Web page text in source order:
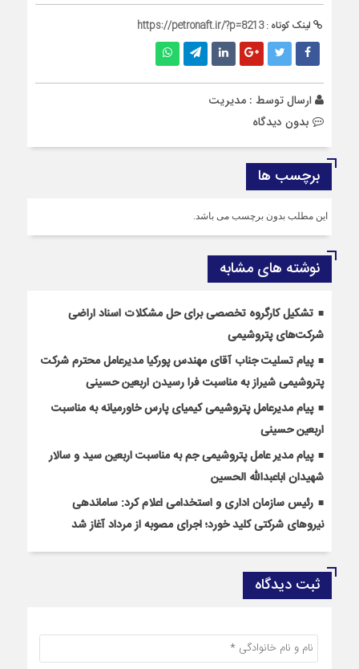
لینک کوتاه :https://petronaft.ir/?p=8213
ارسال توسط : مدیریت
بدون دیدگاه
برچسب ها
این مطلب بدون برچسب می باشد.
نوشته های مشابه
تشکیل کارگروه تخصصی برای حل مشکلات اسناد اراضی
شرکت‌های پتروشیمی
پیام تسلیت جناب آقای مهندس پوركیا مدیرعامل محترم شركت
پتروشیمی شیراز به مناسبت فرا رسیدن اربعین حسینی
پیام مدیرعامل پتروشیمی کیمیای پارس خاورمیانه به مناسبت
اربعین حسینی
پیام مدیر عامل پتروشیمی جم به مناسبت اربعین سید و سالار
شهیدان اباعبدالله الحسین
رئیس سازمان اداری و استخدامی اعلام کرد: ساماندهی
نیروهای شرکتی کلید خورد؛ اجرای مصوبه از مرداد آغاز شد
ثبت دیدگاه